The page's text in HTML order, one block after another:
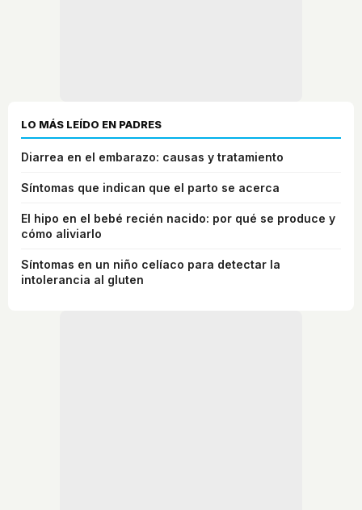
LO MÁS LEÍDO EN PADRES
Diarrea en el embarazo: causas y tratamiento
Síntomas que indican que el parto se acerca
El hipo en el bebé recién nacido: por qué se produce y
cómo aliviarlo
Síntomas en un niño celíaco para detectar la
intolerancia al gluten